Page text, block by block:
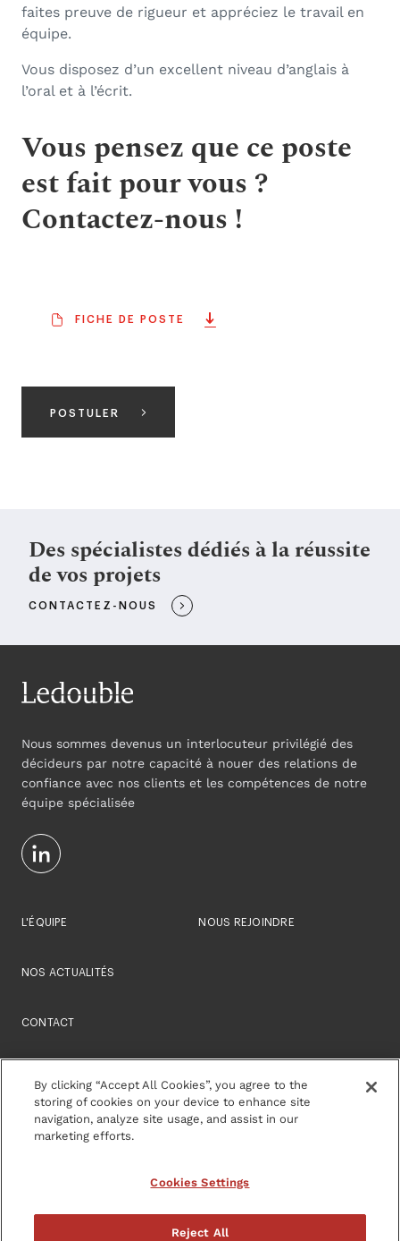
faites preuve de rigueur et appréciez le travail en
équipe.
Vous disposez d’un excellent niveau d’anglais à
l’oral et à l’écrit.
Vous pensez que ce poste
est fait pour vous ?
Contactez-nous !
FICHE DE POSTE
POSTULER
Nous sommes devenus un interlocuteur privilégié des
décideurs par notre capacité à nouer des relations de
confiance avec nos clients et les compétences de notre
équipe spécialisée
L'ÉQUIPE
NOS ACTUALITÉS
CONTACT
NOUS REJOINDRE
Des spécialistes dédiés à la réussite
de vos projets
CONTACTEZ-NOUS
Mentions légales
Politique de confidentialité
By clicking “Accept All Cookies”, you agree to the
storing of cookies on your device to enhance site
navigation, analyze site usage, and assist in our
marketing efforts.
Cookies Settings
Reject All